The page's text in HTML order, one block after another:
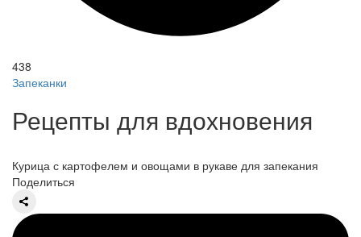
438
Запеканки
Рецепты для вдохновения
Курица с картофелем и овощами в рукаве для запекания
Поделиться